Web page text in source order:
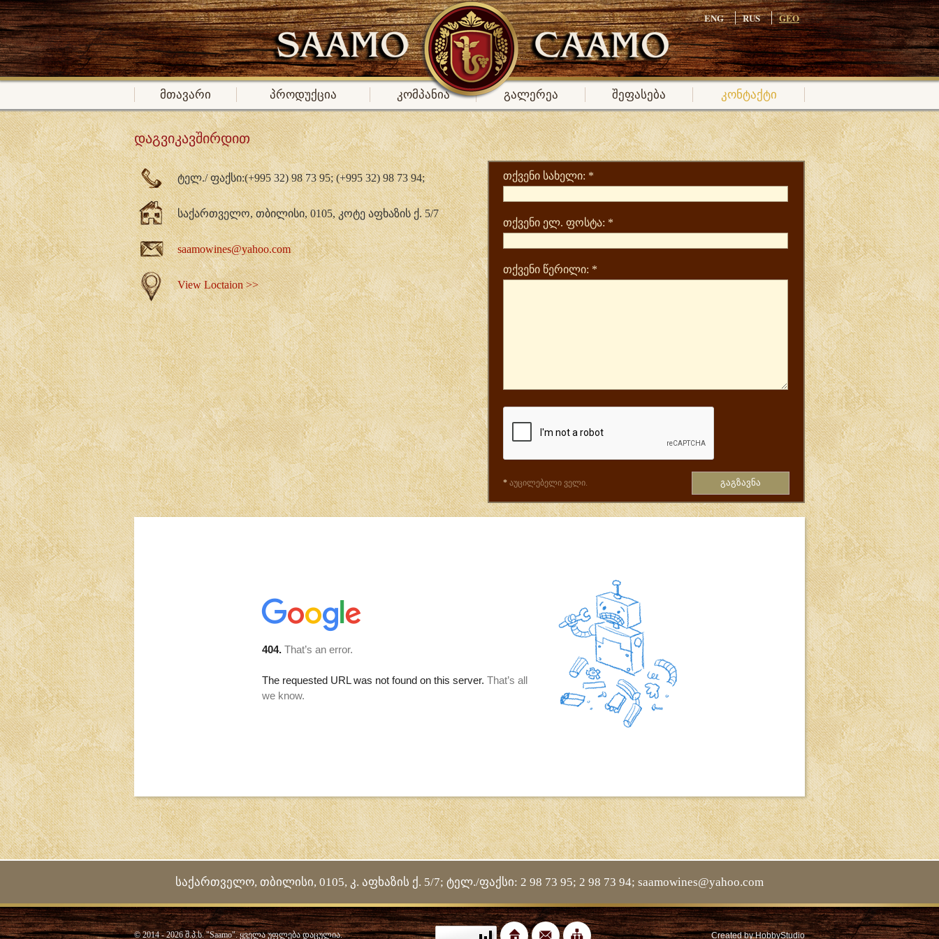
ENG RUS GEO
მთავარი პროდუქცია კომპანია გალერეა შეფასება კონტაქტი
ᲓᲐᲒᲕᲘᲙᲐᲕᲨᲘᲠᲓᲘᲗ
ტელ./ ფაქსი:(+995 32) 98 73 95; (+995 32) 98 73 94;
საქართველო, თბილისი, 0105, კოტე აფხაზის ქ. 5/7
saamowines@yahoo.com
View Loctaion >>
თქვენი სახელი: *
თქვენი ელ. ფოსტა: *
თქვენი წერილი: *
* აუცილებელი ველი.
საქართველო, თბილისი, 0105, კ. აფხაზის ქ. 5/7; ტელ./ფაქსი: 2 98 73 95; 2 98 73 94; saamowines@yahoo.com
© 2014 - 2026 შ.პ.ს. "Saamo". ყველა უფლება დაცულია. Created byHobbyStudio